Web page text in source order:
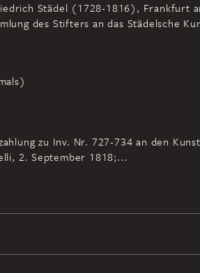
Städel (1728-1816), Frankfurt
des Stifters an das Städelsche
zu Inv. Nr. 727-734 an den
2. September 1818;...